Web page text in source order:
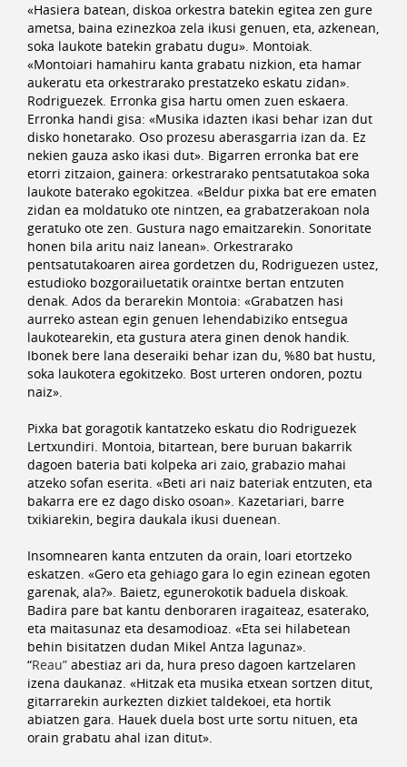
«Hasiera batean, diskoa orkestra batekin egitea zen gure
ametsa, baina ezinezkoa zela ikusi genuen, eta, azkenean,
soka laukote batekin grabatu dugu». Montoiak.
«Montoiari hamahiru kanta grabatu nizkion, eta hamar
aukeratu eta orkestrarako prestatzeko eskatu zidan».
Rodriguezek. Erronka gisa hartu omen zuen eskaera.
Erronka handi gisa: «Musika idazten ikasi behar izan dut
disko honetarako. Oso prozesu aberasgarria izan da. Ez
nekien gauza asko ikasi dut». Bigarren erronka bat ere
etorri zitzaion, gainera: orkestrarako pentsatutakoa soka
laukote baterako egokitzea. «Beldur pixka bat ere ematen
zidan ea moldatuko ote nintzen, ea grabatzerakoan nola
geratuko ote zen. Gustura nago emaitzarekin. Sonoritate
honen bila aritu naiz lanean». Orkestrarako
pentsatutakoaren airea gordetzen du, Rodriguezen ustez,
estudioko bozgorailuetatik oraintxe bertan entzuten
denak. Ados da berarekin Montoia: «Grabatzen hasi
aurreko astean egin genuen lehendabiziko entsegua
laukotearekin, eta gustura atera ginen denok handik.
Ibonek bere lana deseraiki behar izan du, %80 bat hustu,
soka laukotera egokitzeko. Bost urteren ondoren, poztu
naiz».
Pixka bat goragotik kantatzeko eskatu dio Rodriguezek
Lertxundiri. Montoia, bitartean, bere buruan bakarrik
dagoen bateria bati kolpeka ari zaio, grabazio mahai
atzeko sofan eserita. «Beti ari naiz bateriak entzuten, eta
bakarra ere ez dago disko osoan». Kazetariari, barre
txikiarekin, begira daukala ikusi duenean.
Insomnearen kanta entzuten da orain, loari etortzeko
eskatzen. «Gero eta gehiago gara lo egin ezinean egoten
garenak, ala?». Baietz, egunerokotik baduela diskoak.
Badira pare bat kantu denboraren iragaiteaz, esaterako,
eta maitasunaz eta desamodioaz. «Eta sei hilabetean
behin bisitatzen dudan Mikel Antza lagunaz».
“Reau” abestiaz ari da, hura preso dagoen kartzelaren
izena daukanaz. «Hitzak eta musika etxean sortzen ditut,
gitarrarekin aurkezten dizkiet taldekoei, eta hortik
abiatzen gara. Hauek duela bost urte sortu nituen, eta
orain grabatu ahal izan ditut».